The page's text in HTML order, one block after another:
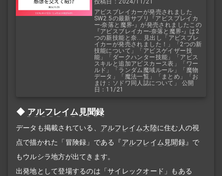
投稿日：2024/11/21
アビスブレイカーが発売されました
SW2.5の最新サプリ『アビスブレイカ
ー‐奈落と魔界‐』が発売されましたこの
『アビスブレイカー‐奈落と魔界‐』は2
つの新技能と奈... 見出し「アビスブレ
イカーが発売されました！」「2つの新
技能について」「アビスゲイザー技
能」「ダークハンター技能」「アビス
スキルと追加アビスカース表」「ワー
ルド」「ランダム魔域ルール」「魔物
データ」「魔法一覧」「まとめ」「お
まけ：ソドワ同人誌について」 公開
日：11/21
アルフレイム見聞録
データも掲載されている、 アルフレイム大陸に住む人の視
点で描かれた「冒険録」である『アルフレイム見聞録』で
もウルシラ地方が出てきます。
出発地として登場するのは「サイレックオード」もある